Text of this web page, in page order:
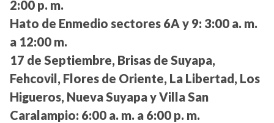
2:00 p. m.
Hato de Enmedio sectores 6A y 9: 3:00 a. m.
a 12:00 m.
17 de Septiembre, Brisas de Suyapa,
Fehcovil, Flores de Oriente, La Libertad, Los
Higueros, Nueva Suyapa y Villa San
Caralampio: 6:00 a. m. a 6:00 p. m.